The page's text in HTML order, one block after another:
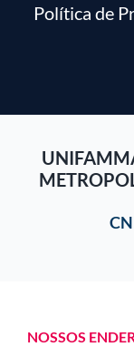
Política de
NOSSOS